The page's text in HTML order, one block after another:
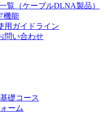
覧（ケーブルDLNA製品）
機能
用ガイドライン
問い合わせ
礎コース
ーム